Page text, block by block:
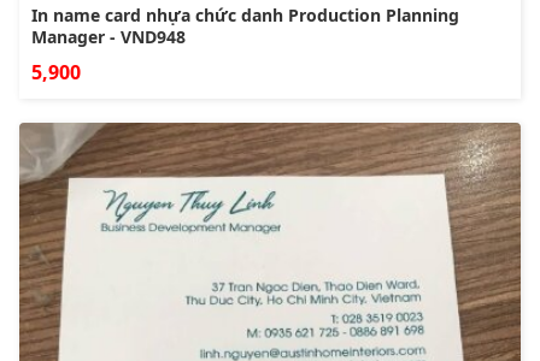
In name card nhựa chức danh Production Planning
Manager - VND948
5,900